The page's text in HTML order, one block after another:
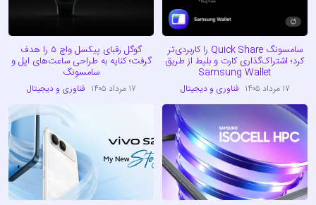
سامسونگ Quick Share را کاربردی‌تر
کرد؛ اشتراک‌گذاری کارت و بلیط از طریق
Samsung Wallet
۱۷ مرداد ۱۴۰۵ فناوری و دیجیتال
گوگل رقبای پیکسل واچ ۵ را هدف
گرفت؛ کنایه به طراحی ساعت‌های اپل و
سامسونگ
۱۷ مرداد ۱۴۰۵ فناوری و دیجیتال